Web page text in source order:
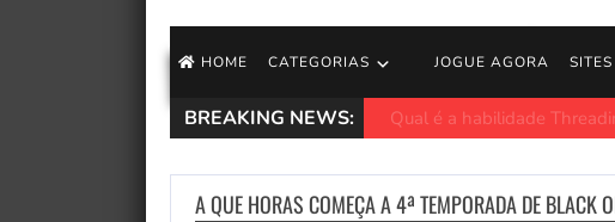
HOME CATEGORIAS JOGUE AGORA SITES
BREAKING NEWS: Demissões do Xbox
A QUE HORAS COMEÇA A 4ª TEMPORADA DE BLACK